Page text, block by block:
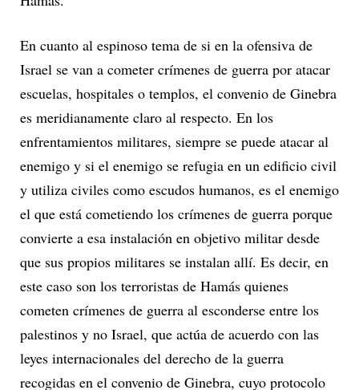
En cuanto al espinoso tema de si en la ofensiva de
Israel se van a cometer crímenes de guerra por atacar
escuelas, hospitales o templos, el convenio de Ginebra
es meridianamente claro al respecto. En los
enfrentamientos militares, siempre se puede atacar al
enemigo y si el enemigo se refugia en un edificio civil
y utiliza civiles como escudos humanos, es el enemigo
el que está cometiendo los crímenes de guerra porque
convierte a esa instalación en objetivo militar desde
que sus propios militares se instalan allí. Es decir, en
este caso son los terroristas de Hamás quienes
cometen crímenes de guerra al esconderse entre los
palestinos y no Israel, que actúa de acuerdo con las
leyes internacionales del derecho de la guerra
recogidas en el convenio de Ginebra, cuyo protocolo